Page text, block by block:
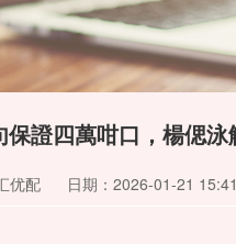
證四萬咁口，楊偲
优配 日期：2026-01-21